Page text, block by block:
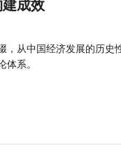
成效
，从中国经济发展的历
体系。